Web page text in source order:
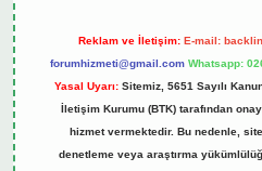
Reklam ve İletişim: E-mail:
forumhizmeti@gmail.com Whatsapp:
Yasal Uyarı: Sitemiz, 5651 Sayılı
İletişim Kurumu (BTK) tarafından
hizmet vermektedir. Bu nedenle,
denetleme veya araştırma